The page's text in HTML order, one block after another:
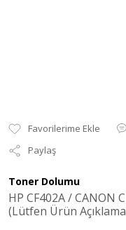
Paylaş
Toner Dolumu
HP CF402A / CANON
(Lütfen Ürün